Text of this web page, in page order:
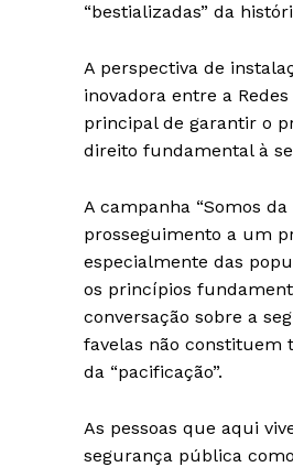
“bestializadas” da
A perspectiva de
inovadora entre a
principal de garantir o
direito fundamental à
A campanha “Somos
prosseguimento a um
especialmente das
os princípios
conversação sobre a
favelas não constituem
da “pacificação”.
As pessoas que aqui
segurança pública